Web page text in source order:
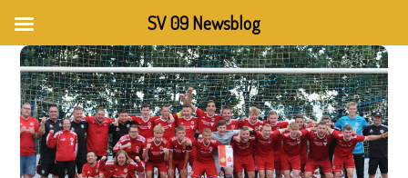
SV 09 Newsblog